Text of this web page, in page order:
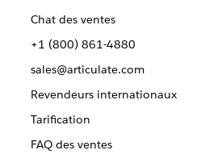
Chat des ventes
+1 (800) 861-4880
sales@articulate.com
Revendeurs internationaux
Tarification
FAQ des ventes